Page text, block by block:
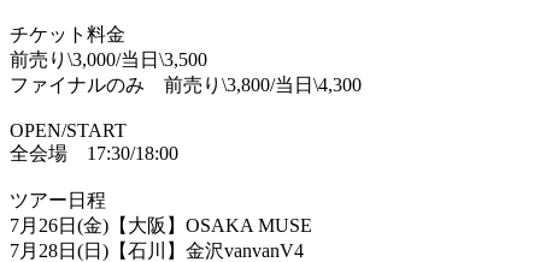
チケット料金
前売り \3,000/当日 \3,500
ファイナルのみ 前売り \3,800/当日 \4,300
OPEN/START
全会場 17:30/18:00
ツアー日程
7月 26日 (金) 【大阪】 OSAKA MUSE
7月 28日 (日 ) 【石川】金沢vanvanV4